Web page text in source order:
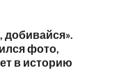
добивайся».
фото,
в историю